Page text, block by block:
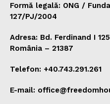
Formă legală: ONG /
127/PJ/2004
Adresa: Bd. Ferdinand I
România – 21387
Telefon: +40.743.291.261
E-mail: